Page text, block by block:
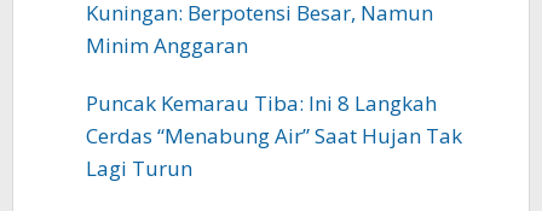
Kuningan: Berpotensi Besar, Namun
Minim Anggaran
Puncak Kemarau Tiba: Ini 8 Langkah
Cerdas “Menabung Air” Saat Hujan Tak
Lagi Turun